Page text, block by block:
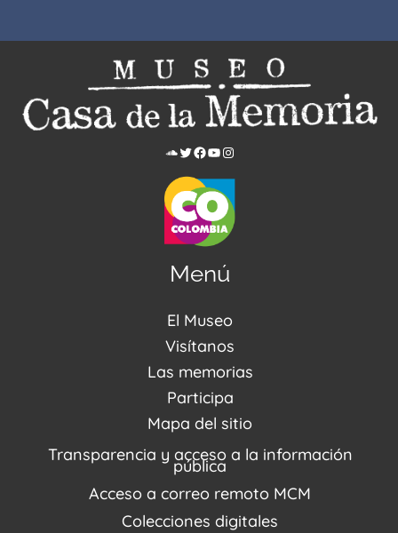
Menú
El Museo
Acerca de nosotros
Noticias
PQRSDF
Visítanos
Visítanos
Reserva tus espacios
Agenda / Programación
Recorridos Virtuales
Las memorias
Centro de Recursos
Repositorio (MUSEO / CASA / MEMORIA)
Narrativas del conflicto
Proyectos
Enlaces de memorias
Fondo Editorial
Participa
Estímulos
Mapa del sitio
Transparencia y acceso a la información
pública
Acceso a correo remoto MCM
Colecciones digitales